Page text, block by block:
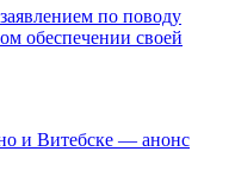
по поводу
обеспечении своей
и Витебске — анонс